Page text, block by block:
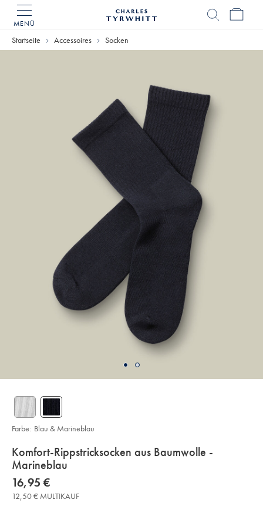
MENÜ
Home
Startseite Accessoires Socken
details
about
product:
Komfort-Rippstricksocken aus Baumwolle -
Marineblau
Details
https://www.charlestyrwhitt.com/de/komfort-
rippstricksocken-
aus-
baumwolle-
now
16,95
€
16,95 €
12,50 € MULTIKAUF
Farbe: Blau & Marineblau